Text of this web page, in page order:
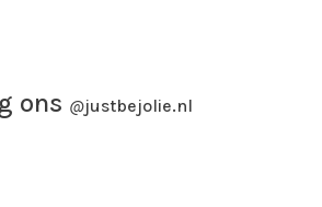
ons @justbejolie.nl